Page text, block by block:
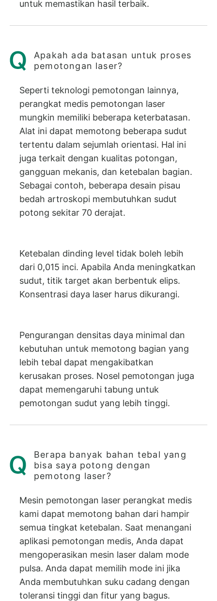
untuk memastikan hasil terbaik.
Apakah ada batasan untuk proses
pemotongan laser?
Seperti teknologi pemotongan lainnya,
perangkat medis pemotongan laser
mungkin memiliki beberapa keterbatasan.
Alat ini dapat memotong beberapa sudut
tertentu dalam sejumlah orientasi. Hal ini
juga terkait dengan kualitas potongan,
gangguan mekanis, dan ketebalan bagian.
Sebagai contoh, beberapa desain pisau
bedah artroskopi membutuhkan sudut
potong sekitar 70 derajat.
Ketebalan dinding level tidak boleh lebih
dari 0,015 inci. Apabila Anda meningkatkan
sudut, titik target akan berbentuk elips.
Konsentrasi daya laser harus dikurangi.
Pengurangan densitas daya minimal dan
kebutuhan untuk memotong bagian yang
lebih tebal dapat mengakibatkan
kerusakan proses. Nosel pemotongan juga
dapat memengaruhi tabung untuk
pemotongan sudut yang lebih tinggi.
Berapa banyak bahan tebal yang
bisa saya potong dengan
pemotong laser?
Mesin pemotongan laser perangkat medis
kami dapat memotong bahan dari hampir
semua tingkat ketebalan. Saat menangani
aplikasi pemotongan medis, Anda dapat
mengoperasikan mesin laser dalam mode
pulsa. Anda dapat memilih mode ini jika
Anda membutuhkan suku cadang dengan
toleransi tinggi dan fitur yang bagus.